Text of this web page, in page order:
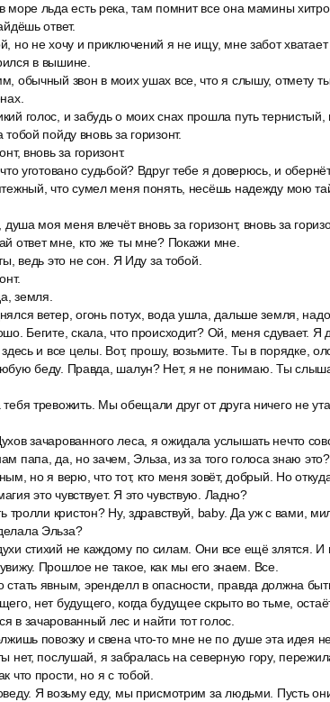
море льда есть река, там помнит все она мамины
ответ.
но не хочу и приключений я не ищу, мне забот
в вышине.
обычный звон в моих ушах все, что я слышу, отмету
голос, и забудь о моих снах прошла путь тернистый,
тобой пойду вновь за горизонт.
вновь за горизонт.
уготовано судьбой? Вдруг тебе я доверюсь, и
что сумел меня понять, несёшь надежду мою
моя меня влечёт вновь за горизонт, вновь за
ответ мне, кто же ты мне? Покажи мне.
ведь это не сон. Я Иду за тобой.
земля.
ветер, огонь потух, вода ушла, дальше земля,
Бегите, скала, что происходит? Ой, меня сдувает. Я
здесь и все целы. Вот, прошу, возьмите. Ты в порядке,
беду. Правда, шалун? Нет, я не понимаю. Ты
тревожить. Мы обещали друг от друга ничего не
зачарованного леса, я ожидала услышать нечто
папа, да, но зачем, Эльза, из за того голоса знаю это?
но я верю, что тот, кто меня зовёт, добрый. Но
это чувствует. Я это чувствую. Ладно?
тролли кристон? Ну, здравствуй, baby. Да уж с вами,
Эльза?
стихий не каждому по силам. Они все ещё злятся.
Прошлое не такое, как мы его знаем. Все.
явным, эренделл в опасности, правда должна
нет будущего, когда будущее скрыто во тьме,
в зачарованный лес и найти тот голос.
повозку и свена что-то мне не по душе эта идея
нет, послушай, я забралась на северную гору,
что прости, но я с тобой.
Я возьму еду, мы присмотрим за людьми. Пусть